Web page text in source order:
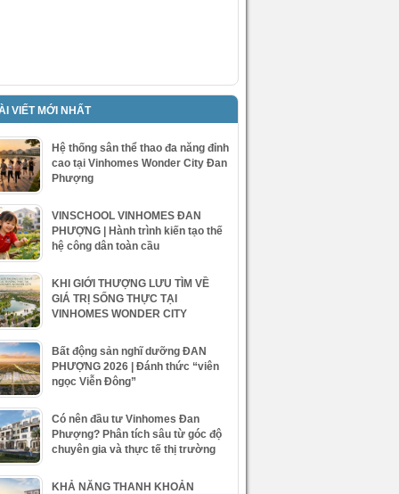
VIẾT MỚI NHẤT
Hệ thống sân thể thao đa năng đỉnh
cao tại Vinhomes Wonder City Đan
Phượng
VINSCHOOL VINHOMES ĐAN
PHƯỢNG | Hành trình kiến tạo thế
hệ công dân toàn cầu
KHI GIỚI THƯỢNG LƯU TÌM VỀ
GIÁ TRỊ SỐNG THỰC TẠI
VINHOMES WONDER CITY
Bất động sản nghĩ dưỡng ĐAN
PHƯỢNG 2026 | Đánh thức “viên
ngọc Viễn Đông”
Có nên đầu tư Vinhomes Đan
Phượng? Phân tích sâu từ góc độ
chuyên gia và thực tế thị trường
KHẢ NĂNG THANH KHOẢN